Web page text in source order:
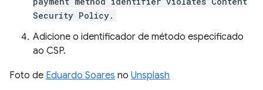
Security Policy.
Adicione o identificador de método especificado
ao CSP.
Foto de Eduardo Soares no Unsplash